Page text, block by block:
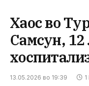
Хаос во
Самсун,
13.05.2026 во 19:39